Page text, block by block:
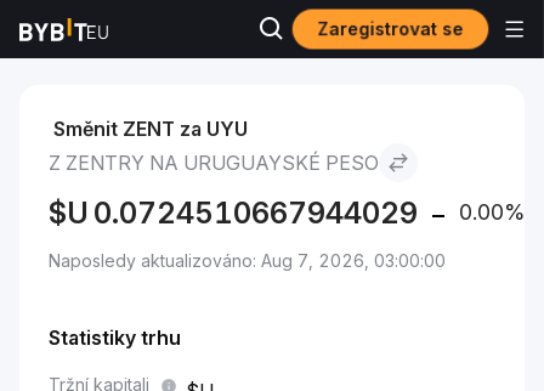
Zaregistrovat se
Trhy Cena Zentry ZENT Zentry to Uruguayské peso
Směnit ZENT za UYU
Z ZENTRY NA URUGUAYSKÉ PESO
$U 0.0724510667944029 0.00%
Naposledy aktualizováno: Aug 7, 2026, 03:00:00
Statistiky trhu
Tržní kapitali